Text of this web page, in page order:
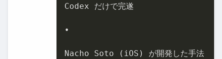
Codex だけで完遂
•
Nacho Soto (iOS) が開発した⼿法